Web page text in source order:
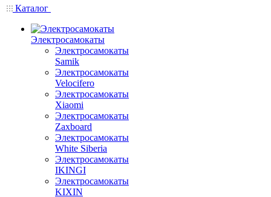
Каталог
Электросамокаты
Электросамокаты
Samik
Электросамокаты
Velocifero
Электросамокаты
Xiaomi
Электросамокаты
Zaxboard
Электросамокаты
White Siberia
Электросамокаты
IKINGI
Электросамокаты
KIXIN